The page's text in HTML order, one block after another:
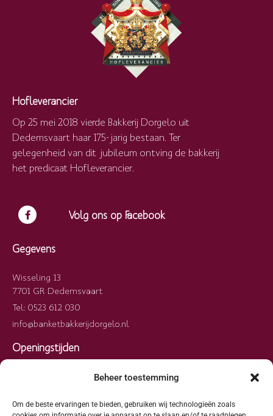
Beheer toestemming
Om de beste ervaringen te bieden, gebruiken wij technologieën zoals
Hofleverancier
Op 25 mei 2018 vierde Bakkerij Dorgelo uit
Dedemsvaart haar 175-jarig bestaan. Ter
gelegenheid van dit jubileum ontving de bakkerij
het predicaat Hofleverancier.
Volg ons op Facebook
Gegevens
Wisseling 13
7701 GR Dedemsvaart
Tel: 0523 612 030
info@banketbakkerijdorgelo.nl
Openingstijden
Woensdag
09:00 – 17:00
09:00 – 17:00